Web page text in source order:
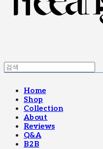
Home
Shop
Collection
About
Reviews
Q&A
B2B